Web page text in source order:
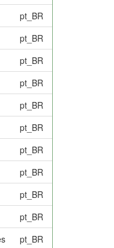
pt_BR
pt_BR
pt_BR
pt_BR
pt_BR
pt_BR
pt_BR
pt_BR
pt_BR
pt_BR
pt_BR